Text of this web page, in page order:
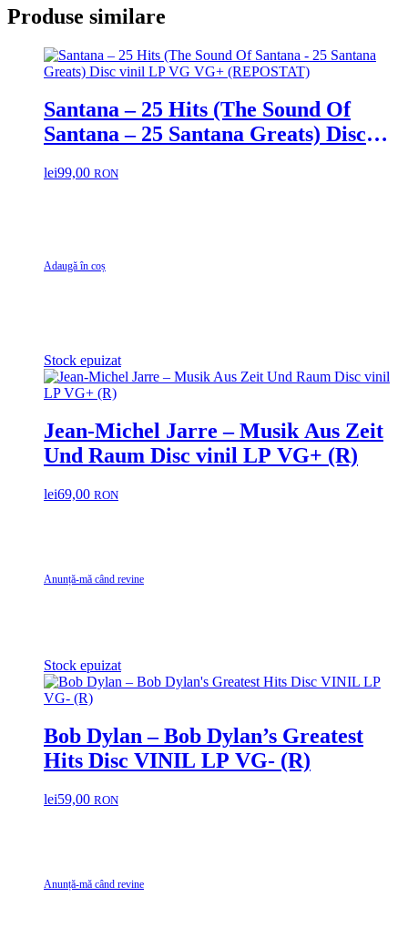
Produse similare
Santana – 25 Hits (The Sound Of
Santana – 25 Santana Greats) Disc
lei99,00 RON
Adaugă în coș
Stock epuizat
Jean-Michel Jarre – Musik Aus Zeit
Und Raum Disc vinil LP VG+ (R)
lei69,00 RON
Anunță-mă când revine
Stock epuizat
Bob Dylan – Bob Dylan’s Greatest
Hits Disc VINIL LP VG- (R)
lei59,00 RON
Anunță-mă când revine